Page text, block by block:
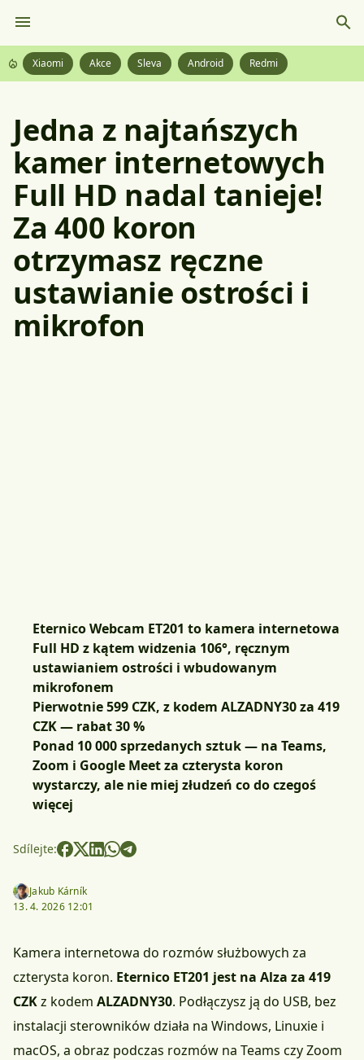
Xiaomi Akce Sleva Android Redmi
Jedna z najtańszych
kamer internetowych
Full HD nadal tanieje!
Za 400 koron
otrzymasz ręczne
ustawianie ostrości i
mikrofon
Eternico Webcam ET201 to kamera internetowa
Full HD z kątem widzenia 106°, ręcznym
ustawianiem ostrości i wbudowanym
mikrofonem
Pierwotnie 599 CZK, z kodem ALZADNY30za 419
CZK— rabat 30 %
Ponad 10 000 sprzedanych sztuk — na Teams,
Zoom i Google Meet za czterysta koron
wystarczy, ale nie miej złudzeń co do czegoś
więcej
Sdílejte:
Jakub Kárník
13. 4. 2026 12:01
Kamera internetowa do rozmów służbowych za
czterysta koron. Eternico ET201 jest na Alza za 419
CZKz kodem ALZADNY30. Podłączysz ją do USB, bez
instalacji sterowników działa na Windows, Linuxie i
macOS, a obraz podczas rozmów na Teams czy Zoom